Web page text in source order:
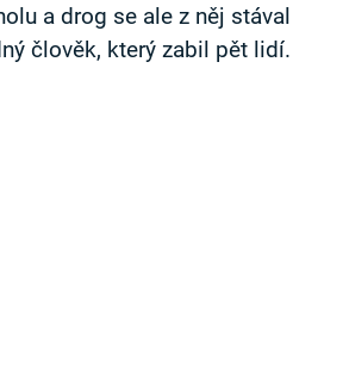
a drog se ale z něj stával
člověk, který zabil pět lidí.